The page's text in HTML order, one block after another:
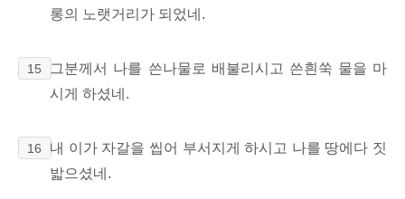
롱의 노랫거리가 되었네.
15 그분께서 나를 쓴나물로 배불리시고 쓴흰쑥 물을 마
시게 하셨네.
16 내 이가 자갈을 씹어 부서지게 하시고 나를 땅에다 짓
밟으셨네.